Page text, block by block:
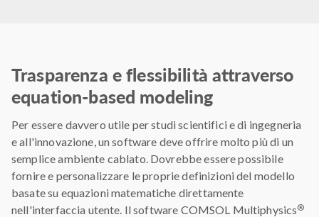
Trasparenza e flessibilità attraverso
equation-based modeling
Per essere davvero utile per studi scientifici e di ingegneria
e all'innovazione, un software deve offrire molto più di un
semplice ambiente cablato. Dovrebbe essere possibile
fornire e personalizzare le proprie definizioni del modello
basate su equazioni matematiche direttamente
nell'interfaccia utente. Il software COMSOL Multiphysics®